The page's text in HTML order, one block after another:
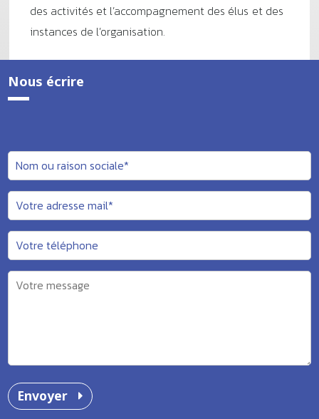
des activités et l’accompagnement des élus et des
instances de l’organisation.
Nous écrire
Envoyer